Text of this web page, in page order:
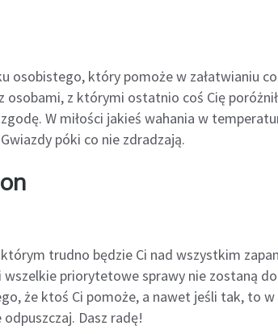
osobistego, który pomoże w załatwianiu
osobami, z którymi ostatnio coś Cię
W miłości jakieś wahania w
póki co nie zdradzają.
trudno będzie Ci nad wszystkim
priorytetowe sprawy nie zostaną
że ktoś Ci pomoże, a nawet jeśli tak, to
Dasz radę!